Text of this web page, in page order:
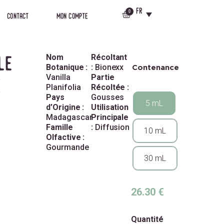
contact mon compte
0 fr
contact mon compte
0 fr
Nom
Botanique :
Vanilla
Planifolia
Pays
d’Origine :
Madagascar
Famille
Olfactive :
Gourmande
Récoltant
: Bionexx
Partie
Récoltée :
Gousses
Utilisation
Principale
: Diffusion
Contenance
5 mL
10 mL
30 mL
26.30 €
Quantité